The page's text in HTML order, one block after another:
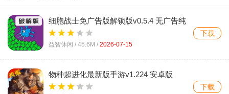
细胞战士免广告版解锁版v0.5.4 无广告纯
净游玩手游
益智休闲 / 45.6M / 2026-07-15
下载
物种超进化最新版手游v1.224 安卓版
下载